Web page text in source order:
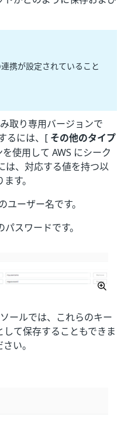
携が設定されていること
取り専用バージョンで
るには、[ その他のタイプ
使用して AWS にシーク
は、対応する値を持つ以
す。
ユーザー名です。
スワードです。
ールでは、これらのキー
して保存することもできま
い。